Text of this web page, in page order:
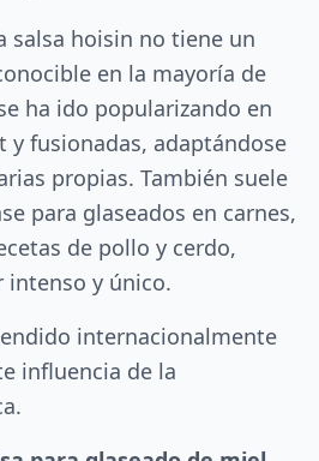
salsa hoisin no tiene un
en la mayoría de
ha ido popularizando en
y fusionadas, adaptándose
propias. También suele
para glaseados en carnes,
de pollo y cerdo,
intenso y único.
internacionalmente
influencia de la